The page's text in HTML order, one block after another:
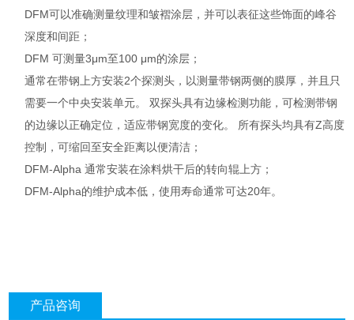
DFM可以准确测量纹理和皱褶涂层，并可以表征这些饰面的峰谷
深度和间距；
DFM 可测量3μm至100 μm的涂层；
通常在带钢上方安装2个探测头，以测量带钢两侧的膜厚，并且只
需要一个中央安装单元。 双探头具有边缘检测功能，可检测带钢
的边缘以正确定位，适应带钢宽度的变化。 所有探头均具有Z高度
控制，可缩回至安全距离以便清洁；
DFM-Alpha 通常安装在涂料烘干后的转向辊上方；
DFM-Alpha的维护成本低，使用寿命通常可达20年。
产品咨询